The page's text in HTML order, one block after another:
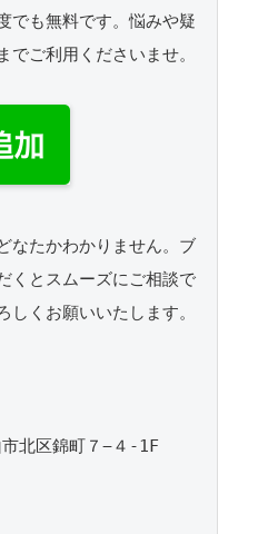
でも無料です。悩みや疑
でご利用くださいませ。
なたかわかりません。ブ
くとスムーズにご相談で
しくお願いいたします。
北区錦町７−４-1F